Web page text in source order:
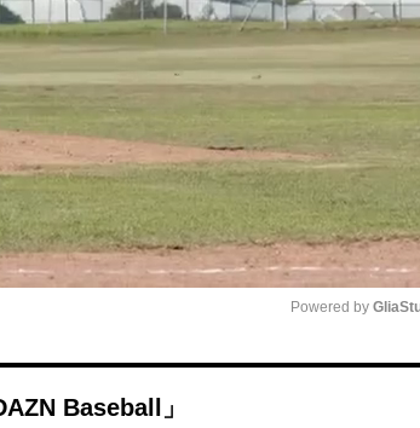
Powered by
Baseball」